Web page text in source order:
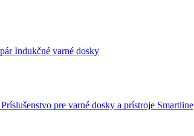
Indukčné varné dosky
Príslušenstvo pre varné dosky a prístroje Smartline